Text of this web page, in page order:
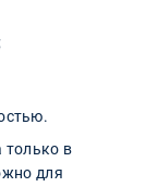
только в
для